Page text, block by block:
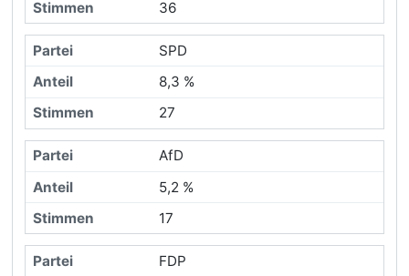
36
SPD
8,3 %
27
AfD
5,2 %
17
FDP